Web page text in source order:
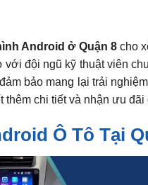
Android ở Quận 8cho
đội ngũ kỹ thuật viên
bảo mang lại trải
thêm chi tiết và nhận ưu đãi
Ô Tô Tại